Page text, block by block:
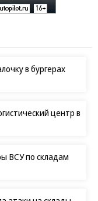
в бургерах
центр в
ВСУ по складам